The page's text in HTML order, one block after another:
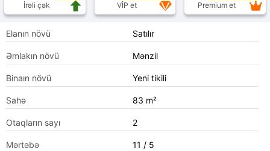
İrəli çək
VİP et
Premium et
Elanın növü Satılır
Əmlakın növü Mənzil
Binaın növü Yeni tikili
Sahə 83 m²
Otaqların sayı 2
Mərtəbə 11 / 5